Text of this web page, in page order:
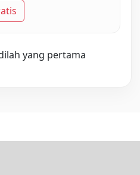
yang pertama